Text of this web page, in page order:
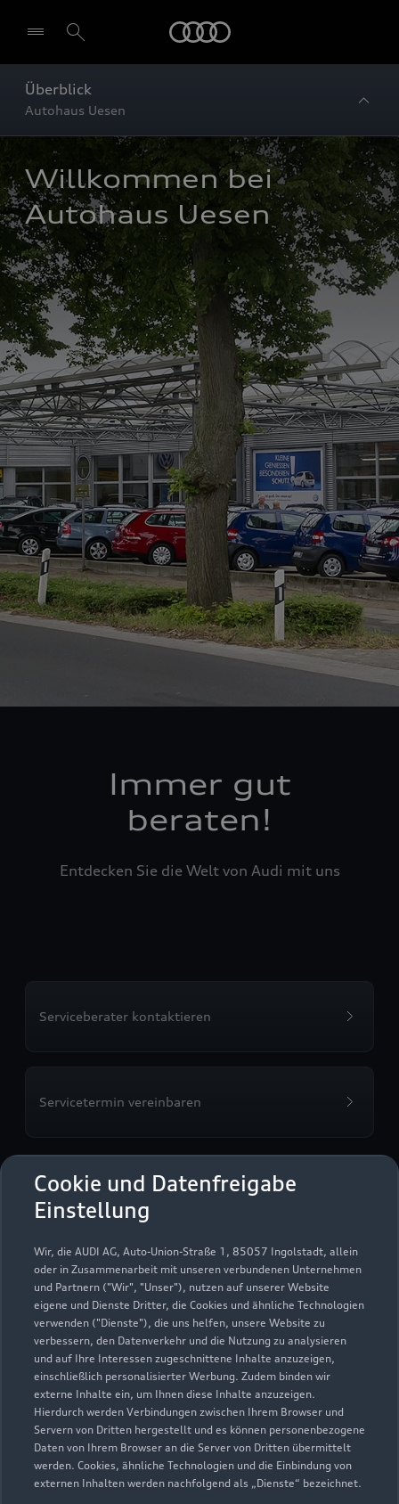
Cookie und Datenfreigabe
Einstellung
Wir, die AUDI AG, Auto-Union-Straße 1, 85057 Ingolstadt, allein
oder in Zusammenarbeit mit unseren verbundenen Unternehmen
und Partnern ("Wir", "Unser"), nutzen auf unserer Website
eigene und Dienste Dritter, die Cookies und ähnliche Technologien
verwenden ("Dienste"), die uns helfen, unsere Website zu
verbessern, den Datenverkehr und die Nutzung zu analysieren
und auf Ihre Interessen zugeschnittene Inhalte anzuzeigen,
einschließlich personalisierter Werbung. Zudem binden wir
externe Inhalte ein, um Ihnen diese Inhalte anzuzeigen.
Hierdurch werden Verbindungen zwischen Ihrem Browser und
Servern von Dritten hergestellt und es können personenbezogene
Daten von Ihrem Browser an die Server von Dritten übermittelt
werden. Cookies, ähnliche Technologien und die Einbindung von
externen Inhalten werden nachfolgend als „Dienste“ bezeichnet.
Überblick
Autohaus Uesen
Willkommen bei
Autohaus Uesen
Immer gut
beraten!
Entdecken Sie die Welt von Audi mit uns
Serviceberater kontaktieren
Servicetermin vereinbaren
Autohaus Uesen